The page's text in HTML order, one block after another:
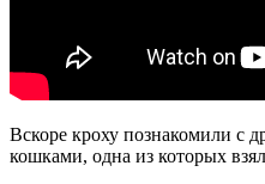
Вскоре кроху познакомили с
кошками, одна из которых